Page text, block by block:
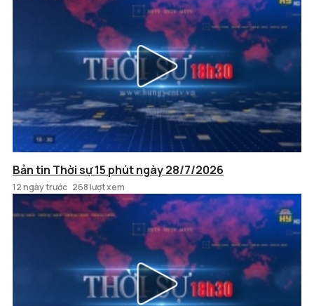
Bản tin Thời sự 15 phút ngày 28/7/2026
12 ngày trước 268 lượt xem